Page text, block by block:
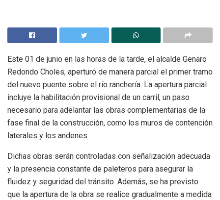
Este 01 de junio en las horas de la tarde, el alcalde Genaro
Redondo Choles, aperturó de manera parcial el primer tramo
del nuevo puente sobre el río ranchería. La apertura parcial
incluye la habilitación provisional de un carril, un paso
necesario para adelantar las obras complementarias de la
fase final de la construcción, como los muros de contención
laterales y los andenes.
Dichas obras serán controladas con señalización adecuada
y la presencia constante de paleteros para asegurar la
fluidez y seguridad del tránsito. Además, se ha previsto
que la apertura de la obra se realice gradualmente a medida